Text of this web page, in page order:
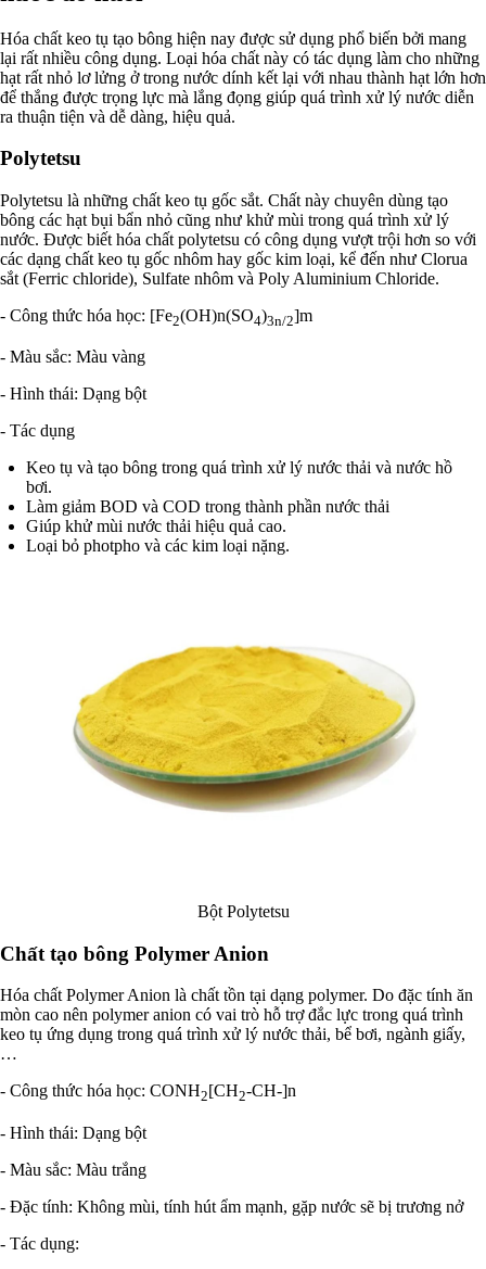
Hóa chất keo tụ tạo bông hiện nay được sử dụng phổ biến bởi mang
lại rất nhiều công dụng. Loại hóa chất này có tác dụng làm cho những
hạt rất nhỏ lơ lửng ở trong nước dính kết lại với nhau thành hạt lớn hơn
để thắng được trọng lực mà lắng đọng giúp quá trình xử lý nước diễn
ra thuận tiện và dễ dàng, hiệu quả.
Polytetsu
Polytetsu là những chất keo tụ gốc sắt. Chất này chuyên dùng tạo
bông các hạt bụi bẩn nhỏ cũng như khử mùi trong quá trình xử lý
nước. Được biết hóa chất polytetsu có công dụng vượt trội hơn so với
các dạng chất keo tụ gốc nhôm hay gốc kim loại, kể đến như Clorua
sắt (Ferric chloride), Sulfate nhôm và Poly Aluminium Chloride.
- Công thức hóa học: [Fe2(OH)n(SO4)3n/2]m
- Màu sắc: Màu vàng
- Hình thái: Dạng bột
- Tác dụng
Keo tụ và tạo bông trong quá trình xử lý nước thải và nước hồ
bơi.
Làm giảm BOD và COD trong thành phần nước thải
Giúp khử mùi nước thải hiệu quả cao.
Loại bỏ photpho và các kim loại nặng.
Bột Polytetsu
Chất tạo bông Polymer Anion
Hóa chất Polymer Anion là chất tồn tại dạng polymer. Do đặc tính ăn
mòn cao nên polymer anion có vai trò hỗ trợ đắc lực trong quá trình
keo tụ ứng dụng trong quá trình xử lý nước thải, bể bơi, ngành giấy,
…
- Công thức hóa học: CONH2 [CH2-CH-]n
- Hình thái: Dạng bột
- Màu sắc: Màu trắng
- Đặc tính: Không mùi, tính hút ẩm mạnh, gặp nước sẽ bị trương nở
- Tác dụng: